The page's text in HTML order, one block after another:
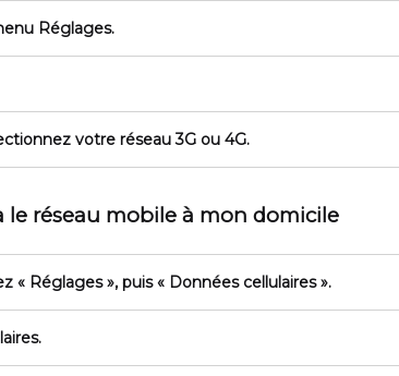
Réglages.
votre réseau 3G ou 4G.
le réseau mobile à mon domicile
« Réglages », puis« Données cellulaires ».